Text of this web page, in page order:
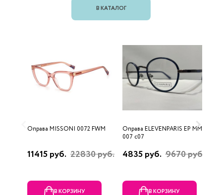
В КАТАЛОГ
Оправа MISSONI 0072 FWM
11415 руб. 22830 руб.
В КОРЗИНУ
Оправа ELEVENPARIS EP MM
007 c07
4835 руб. 9670 руб.
В КОРЗИНУ